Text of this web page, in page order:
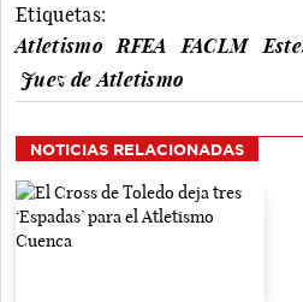
Etiquetas:
Atletismo
RFEA FACLM
Juez de Atletismo
NOTICIAS RELACIONADAS